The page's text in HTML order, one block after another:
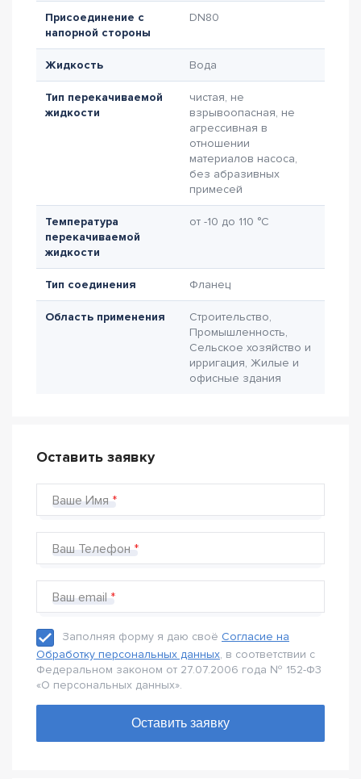
Присоединение с
напорной стороны
DN80
Жидкость Вода
Тип перекачиваемой
жидкости
чистая, не
взрывоопасная, не
агрессивная в
отношении
материалов насоса,
без абразивных
примесей
Температура
перекачиваемой
жидкости
от -10 до 110 °C
Тип соединения Фланец
Область применения
Строительство,
Промышленность,
Сельское хозяйство и
ирригация, Жилые и
офисные здания
Оставить заявку
Ваше Имя
Ваш Телефон
Ваш email
Заполняя форму я даю своё Согласие на
Обработку персональных данных, в соответствии с
Федеральном законом от 27.07.2006 года № 152-Ф3
«О персональных данных».